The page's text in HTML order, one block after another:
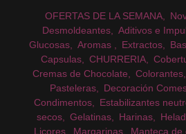
OFERTAS DE LA SEMANA
Desmoldeantes
Aditivos e
Glucosas
Aromas Extractos
Capsulas
CHURRERIA
Cremas de Chocolate
Colorantes
Pasteleras
Decoración
Condimentos
Estabilizantes
secos
Gelatinas Harinas
Licores
Margarinas Manteca de